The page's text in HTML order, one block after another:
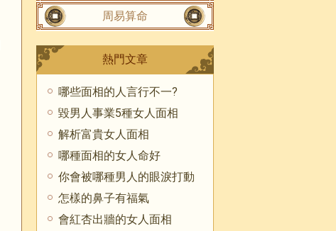
周易算命
熱門文章
哪些面相的人言行不一?
毀男人事業5種女人面相
解析富貴女人面相
哪種面相的女人命好
你會被哪種男人的眼淚打動
怎樣的鼻子有福氣
會紅杏出牆的女人面相